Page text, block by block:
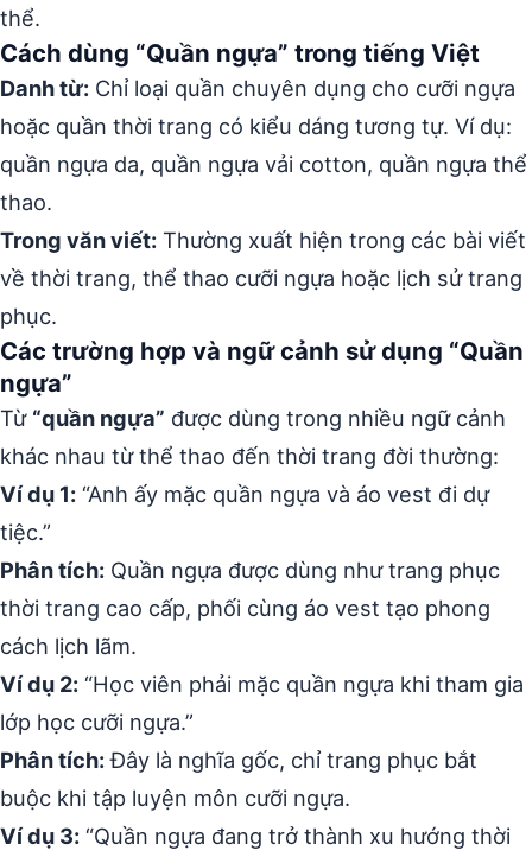
thể.
Cách dùng “Quần ngựa” trong tiếng Việt
Danh từ: Chỉ loại quần chuyên dụng cho cưỡi ngựa
hoặc quần thời trang có kiểu dáng tương tự. Ví dụ:
quần ngựa da, quần ngựa vải cotton, quần ngựa thể
thao.
Trong văn viết: Thường xuất hiện trong các bài viết
về thời trang, thể thao cưỡi ngựa hoặc lịch sử trang
phục.
Các trường hợp và ngữ cảnh sử dụng “Quần
ngựa”
Từ “quần ngựa” được dùng trong nhiều ngữ cảnh
khác nhau từ thể thao đến thời trang đời thường:
Ví dụ 1: “Anh ấy mặc quần ngựa và áo vest đi dự
tiệc.”
Phân tích: Quần ngựa được dùng như trang phục
thời trang cao cấp, phối cùng áo vest tạo phong
cách lịch lãm.
Ví dụ 2: “Học viên phải mặc quần ngựa khi tham gia
lớp học cưỡi ngựa.”
Phân tích:Đây là nghĩa gốc, chỉ trang phục bắt
buộc khi tập luyện môn cưỡi ngựa.
Ví dụ 3: “Quần ngựa đang trở thành xu hướng thời